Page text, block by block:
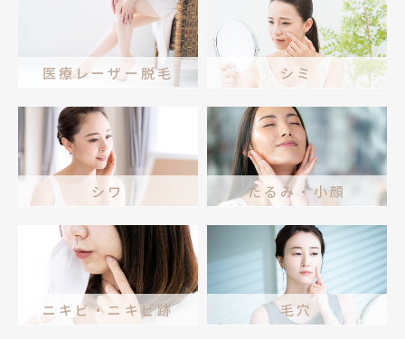
医療レーザー脱毛 シミ
シワ たるみ・小顔
ニキビ・ニキビ跡 毛穴